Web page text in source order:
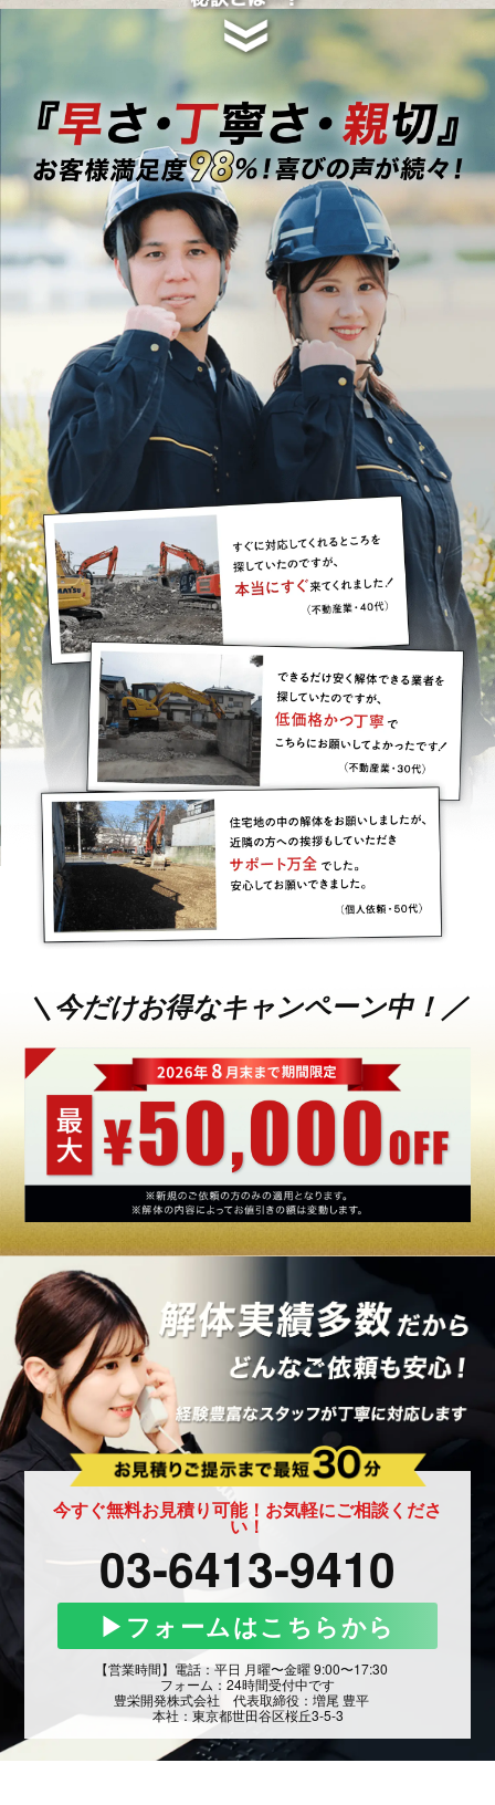
＼今だけお得なキャンペーン中！／
今すぐ無料お見積り可能！お気軽にご相談くださ
い！
03-6413-9410
▶︎フォームはこちらから
【営業時間】電話：平日 月曜〜金曜 9:00〜17:30
フォーム：24時間受付中です
豊栄開発株式会社 代表取締役：増尾 豊平
本社：東京都世田谷区桜丘3-5-3